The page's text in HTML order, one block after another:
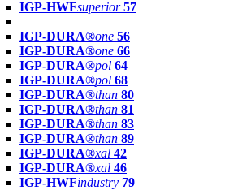
IGP-HWFsuperior 57
IGP-DURA®one 56
IGP-DURA®one 66
IGP-DURA®pol 64
IGP-DURA®pol 68
IGP-DURA®than 80
IGP-DURA®than 81
IGP-DURA®than 83
IGP-DURA®than 89
IGP-DURA®xal 42
IGP-DURA®xal 46
IGP-HWFindustry 79